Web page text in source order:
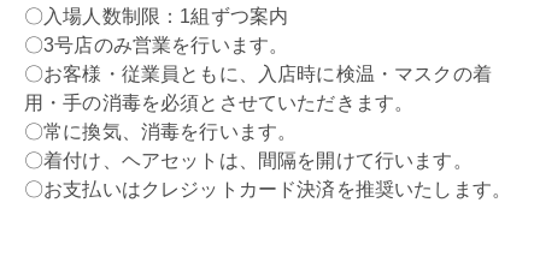
〇入場人数制限：1組ずつ案内
〇3号店のみ営業を行います。
〇お客様・従業員ともに、入店時に検温・マスクの着
用・手の消毒を必須とさせていただきます。
〇常に換気、消毒を行います。
〇着付け、ヘアセットは、間隔を開けて行います。
〇お支払いはクレジットカード決済を推奨いたします。